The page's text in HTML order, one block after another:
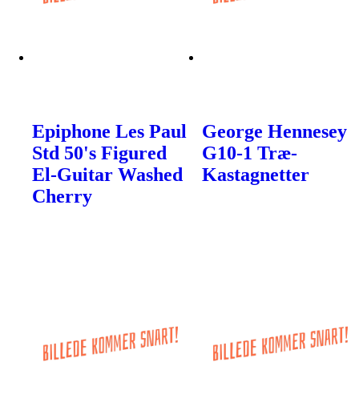
Epiphone Les Paul
Std 50's Figured
El-Guitar Washed
Cherry
George Hennesey
G10-1 Træ-
Kastagnetter